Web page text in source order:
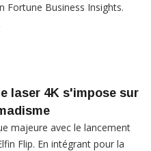
Fortune Business Insights.
laser 4K s'impose sur
majeure avec le lancement
Flip. En intégrant pour la